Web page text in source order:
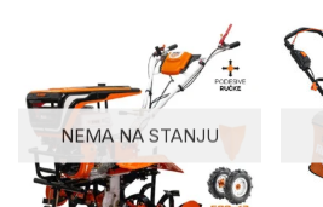
NEMA NA STANJU